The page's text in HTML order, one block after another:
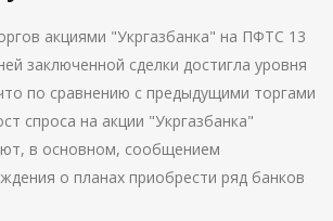
акциями "Укргазбанка" на ПФТС 13
заключенной сделки достигла уровня
по сравнению с предыдущими торгами
спроса на акции "Укргазбанка"
в основном, сообщением
о планах приобрести ряд банков